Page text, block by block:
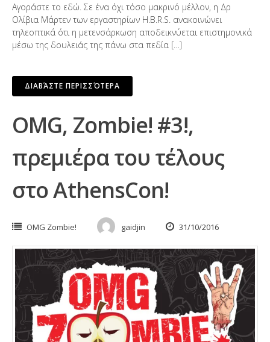
Αγοράστε το εδώ. Σε ένα όχι τόσο μακρινό μέλλον, η Δρ
Ολίβια Μάρτεν των εργαστηρίων H.B.R.S. ανακοινώνει
τηλεοπτικά ότι η μετενσάρκωση αποδεικνύεται επιστημονικά
μέσω της δουλειάς της πάνω στα πεδία […]
ΔΙΑΒΆΣΤΕ ΠΕΡΙΣΣΌΤΕΡΑ
OMG, Zombie! #3!,
πρεμιέρα του τέλους
στο AthensCon!
OMG Zombie! gaidjin 31/10/2016